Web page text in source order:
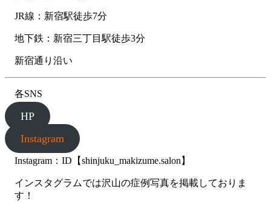
JR線：新宿駅徒歩7分
地下鉄：新宿三丁目駅徒歩3分
新宿通り沿い
各SNS
HP
Instagram
Instagram：ID【shinjuku_makizume.salon】
インスタグラムでは沢山の症例写真を掲載しておりま
す！